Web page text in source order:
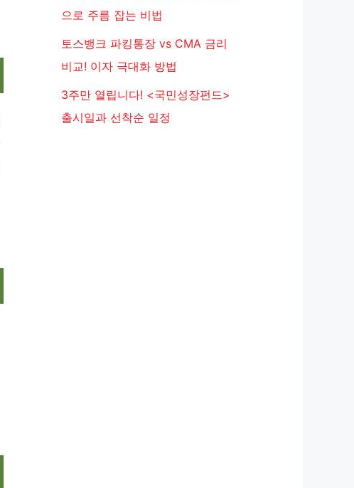
으로 주름 잡는 비법
토스뱅크 파킹통장 vs CMA 금리
비교! 이자 극대화 방법
3주만 열립니다! <국민성장펀드>
출시일과 선착순 일정